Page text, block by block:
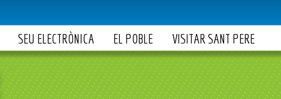
SEU ELECTRÒNICA EL POBLE VISITAR SANT PERE